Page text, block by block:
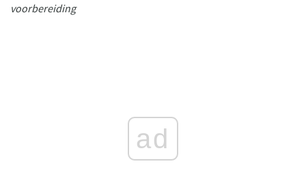
voorbereiding
ad